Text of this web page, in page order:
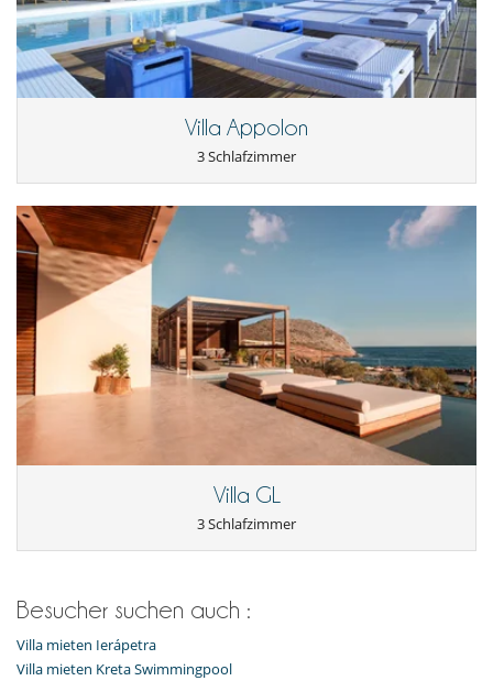
Villa Appolon
3 Schlafzimmer
Villa GL
3 Schlafzimmer
Besucher suchen auch :
Villa mieten Ierápetra
Villa mieten Kreta Swimmingpool